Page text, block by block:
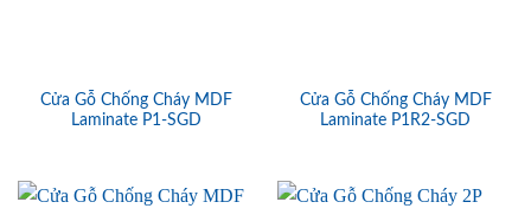
Cửa Gỗ Chống Cháy MDF
Laminate P1-SGD
Cửa Gỗ Chống Cháy MDF
Laminate P1R2-SGD